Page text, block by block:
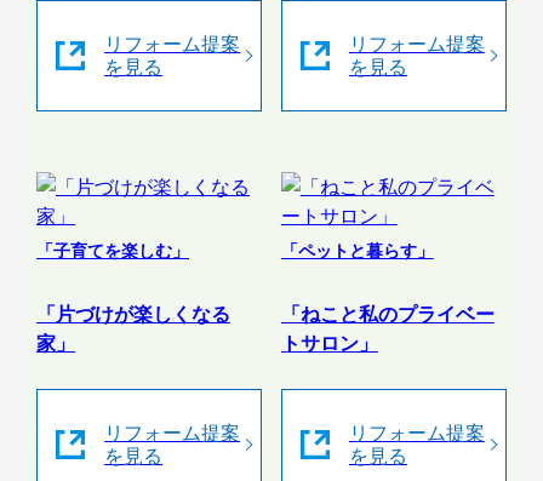
リフォーム提案
を見る
リフォーム提案
を見る
「子育てを楽しむ」
「片づけが楽しくなる
家」
リフォーム提案
を見る
「ペットと暮らす」
「ねこと私のプライベー
トサロン」
リフォーム提案
を見る